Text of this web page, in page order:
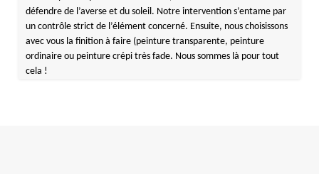
défendre de l’averse et du soleil. Notre intervention s’entame par
un contrôle strict de l’élément concerné. Ensuite, nous choisissons
avec vous la finition à faire (peinture transparente, peinture
ordinaire ou peinture crépi très fade. Nous sommes là pour tout
cela !